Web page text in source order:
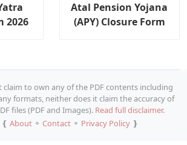
2026
Atal Pension Yojana
(APY) Closure Form
to own any of the PDF contents including
formats, neither does it claim the accuracy of
files (PDF and Images). Read full disclaimer.
About⚬ Contact⚬ Privacy Policy❵